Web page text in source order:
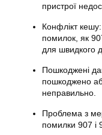
пристрої
Конфлікт
помилок , як
для швидкого
Пошкоджені
пошкоджено
неправильно.
Проблема з
помилки 907 і